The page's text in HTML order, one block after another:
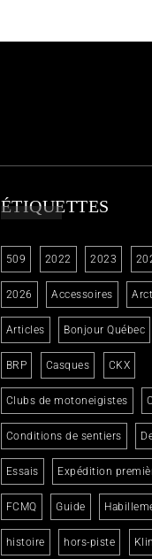
ÉTIQUETTES
509 2022 2023
2026 Accessoires
Articles Bonjour Québec
BRP Casques CKX
Clubs de motoneigistes
Conditions de sentiers
Essais Expédition
FCMQ Guide
histoire hors-piste